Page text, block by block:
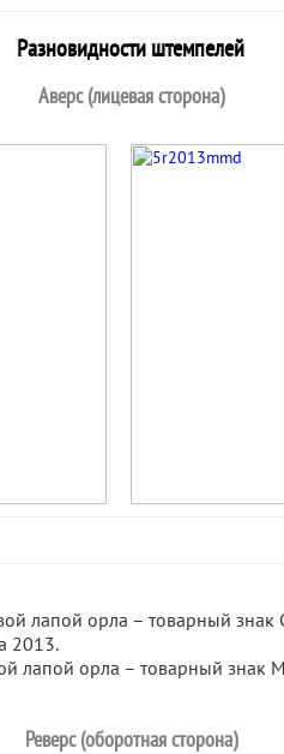
Разновидности штемпелей
Аверс (лицевая сторона)
лапой орла – товарный знак
2013.
лапой орла – товарный знак
Реверс (оборотная сторона)